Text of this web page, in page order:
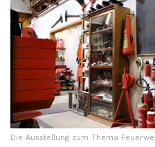
Die Ausstellung zum Thema